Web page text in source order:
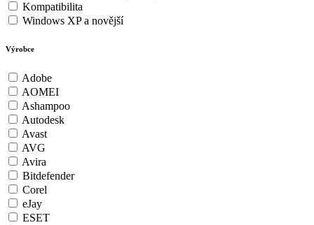
Kompatibilita
Windows XP a novější
Výrobce
Adobe
AOMEI
Ashampoo
Autodesk
Avast
AVG
Avira
Bitdefender
Corel
eJay
ESET